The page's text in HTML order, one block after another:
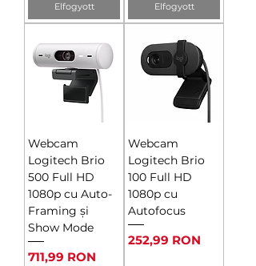
Elfogyott Elfogyott
Webcam
Logitech Brio
500 Full HD
1080p cu Auto-
Framing și
Show Mode
Ár
711,99 RON
Webcam
Logitech Brio
100 Full HD
1080p cu
Autofocus
Ár
252,99 RON